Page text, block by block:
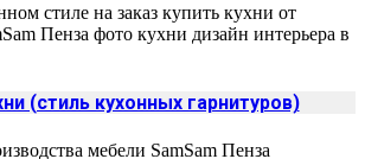
(стиль кухонных гарнитуров)